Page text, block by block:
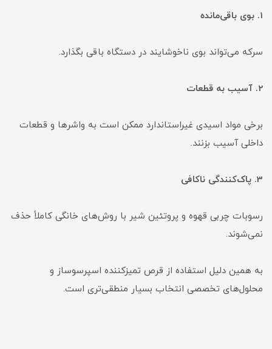
1. بوی باقی‌مانده
سرکه می‌تواند بوی ناخوشایند در دستگاه باقی بگذارد.
2. آسیب به قطعات
برخی مواد اسیدی غیراستاندارد ممکن است به واشرها و قطعات
داخلی آسیب بزنند.
3. پاک‌کنندگی ناکافی
رسوبات چربی قهوه و پروتئین شیر با روش‌های خانگی کاملاً حذف
نمی‌شوند.
به همین دلیل استفاده از قرص تمیزکننده اسپرسوساز و
محلول‌های تخصصی انتخاب بسیار منطقی‌تری است.